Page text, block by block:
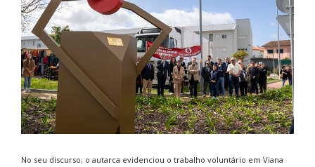
No seu discurso, o autarca evidenciou o trabalho voluntário em Viana